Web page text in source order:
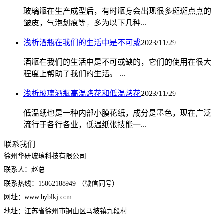
玻璃瓶在生产成型后，有时瓶身会出现很多斑斑点点的
皱皮，气泡划痕等，多为以下几种...
浅析酒瓶在我们的生活中是不可或2023/11/29
酒瓶在我们的生活中是不可或缺的，它们的使用在很大
程度上帮助了我们的生活。 ...
浅析玻璃酒瓶高温烤花和低温烤花2023/11/29
低温纸也是一种内部小膜花纸，成分是墨色，现在广泛
流行于各行各业，低温纸张技能一...
联系我们
徐州华研玻璃科技有限公司
联系人：赵总
联系热线：15062188949 （微信同号）
网址：www.hyblkj.com
地址：江苏省徐州市铜山区马坡镇九段村